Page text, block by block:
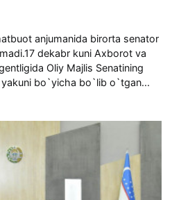
anjumanida birorta senator
17 dekabr kuni Axborot va
Oliy Majlis Senatining
bo`yicha bo`lib o`tgan...